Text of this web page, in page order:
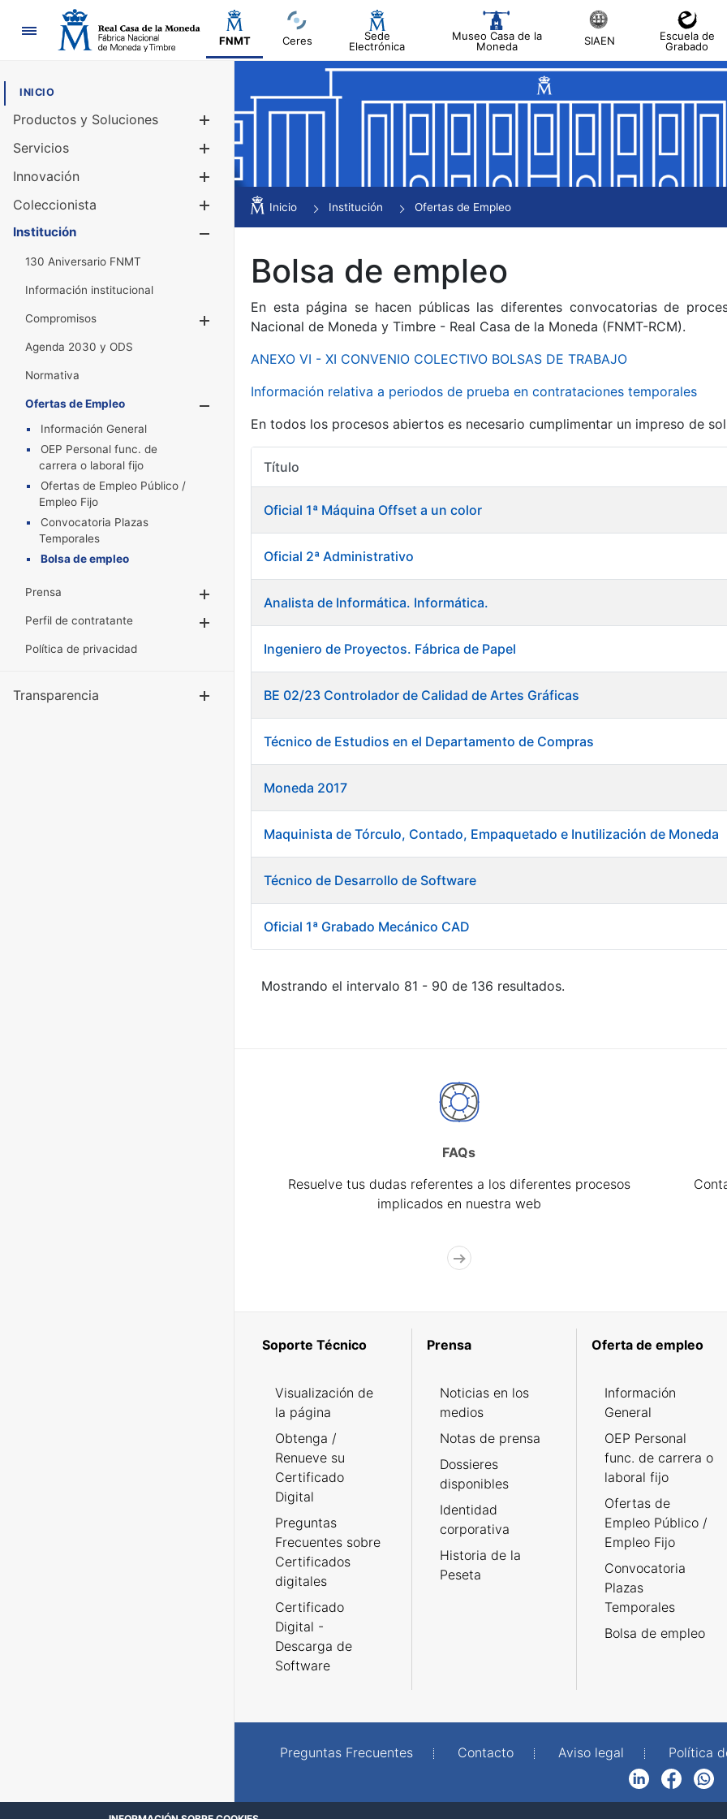
Navegación
FNMT Ceres
Sede
Electrónica
Museo Casa de la
Moneda
SIAEN
Escuela de
Grabado
INICIO
Productos y Soluciones
Mostrar/Ocultar
Servicios
Innovación
Coleccionista
Mostrar/Ocultar
Institución
130 Aniversario FNMT
Información institucional
Compromisos
Mostrar/Ocultar
Agenda 2030 y ODS
Normativa
Ofertas de Empleo
Información General
OEP Personal func. de
carrera o laboral fijo
Ofertas de Empleo Público /
Empleo Fijo
Convocatoria Plazas
Temporales
Bolsa de empleo
Prensa
Mostrar/Ocultar
Perfil de contratante
Política de privacidad
Transparencia Mostrar/Ocultar
Inicio Institución Ofertas de Empleo
Bolsa de empleo
En esta página se hacen públicas las diferentes convocatorias de
Nacional de Moneda y Timbre - Real Casa de la Moneda (FNMT-RCM).
ANEXO VI - XI CONVENIO COLECTIVO BOLSAS DE TRABAJO
Información relativa a periodos de prueba en contrataciones temporales
En todos los procesos abiertos es necesario cumplimentar un impreso de
Título
Oficial 1ª Máquina Offset a un color
Oficial 2ª Administrativo
Analista de Informática. Informática.
Ingeniero de Proyectos. Fábrica de Papel
BE 02/23 Controlador de Calidad de Artes Gráficas
Técnico de Estudios en el Departamento de Compras
Moneda 2017
Maquinista de Tórculo, Contado, Empaquetado e Inutilización de Moneda
Técnico de Desarrollo de Software
Oficial 1ª Grabado Mecánico CAD
Mostrando el intervalo 81 - 90 de 136 resultados.
FAQs
Resuelve tus dudas referentes a los diferentes procesos
implicados en nuestra web
Soporte Técnico
Visualización de
la página
Obtenga /
Renueve su
Certificado
Digital
Preguntas
Frecuentes sobre
Certificados
digitales
Certificado
Digital -
Descarga de
Software
Prensa
Noticias en los
medios
Notas de prensa
Dossieres
disponibles
Identidad
corporativa
Historia de la
Peseta
Oferta de empleo
Información
General
OEP Personal
func. de carrera o
laboral fijo
Ofertas de
Empleo Público /
Empleo Fijo
Convocatoria
Plazas
Temporales
Bolsa de empleo
Preguntas Frecuentes Contacto Aviso legal Política
FacebookWhatsApp